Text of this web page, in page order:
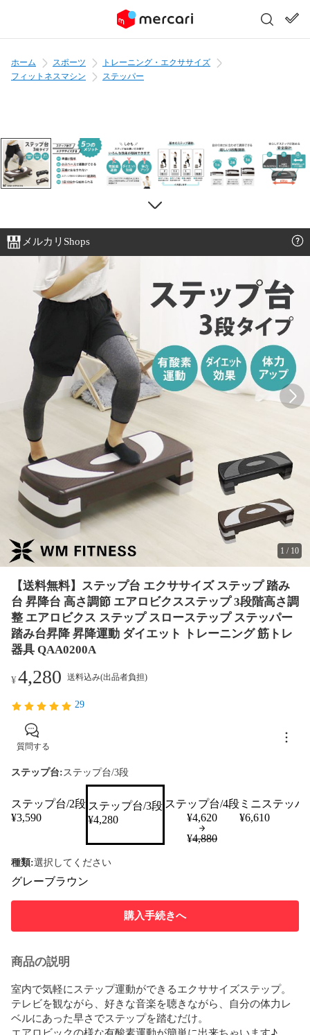
ホーム スポーツ
トレーニング・エクササイズ
フィットネスマシン
ステッパー
メルカリShops
1 / 10
【送料無料】ステップ台 エクササイズ ステップ 踏み
台 昇降台 高さ調節 エアロビクスステップ 3段階高さ調
整 エアロビクス ステップ スローステップ ステッパー
踏み台昇降 昇降運動 ダイエット トレーニング 筋トレ
器具 QAA0200A
¥4,280 送料込み(出品者負担)
29
質問する
ステップ台: ステップ台/3段
ステップ台/2段
¥3,590
ステップ台/3段
¥4,280
ステップ台/4段
¥4,880
¥4,620
ミニステッパ
¥6,610
種類:選択してください
グレーブラウン
購入手続きへ
商品の説明
室内で気軽にステップ運動ができるエクササイズステップ。
テレビを観ながら、好きな音楽を聴きながら、自分の体力レ
ベルにあった早さでステップを踏むだけ。
エアロビックの様な有酸素運動が簡単に出来ちゃいます♪